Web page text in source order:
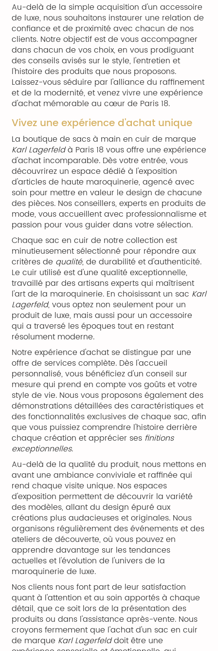
Au-delà de la simple acquisition d'un accessoire
de luxe, nous souhaitons instaurer une relation de
confiance et de proximité avec chacun de nos
clients. Notre objectif est de vous accompagner
dans chacun de vos choix, en vous prodiguant
des conseils avisés sur le style, l'entretien et
l'histoire des produits que nous proposons.
Laissez-vous séduire par l'alliance du raffinement
et de la modernité, et venez vivre une expérience
d'achat mémorable au cœur de Paris 18.
Vivez une expérience d'achat unique
La boutique de sacs à main en cuir de marque
Karl Lagerfeldà Paris 18 vous offre une expérience
d'achat incomparable. Dès votre entrée, vous
découvrirez un espace dédié à l'exposition
d'articles de haute maroquinerie, agencé avec
soin pour mettre en valeur le design de chacune
des pièces. Nos conseillers, experts en produits de
mode, vous accueillent avec professionnalisme et
passion pour vous guider dans votre sélection.
Chaque sac en cuir de notre collection est
minutieusement sélectionné pour répondre aux
critères de qualité, de durabilité et d'authenticité.
Le cuir utilisé est d'une qualité exceptionnelle,
travaillé par des artisans experts qui maîtrisent
l'art de la maroquinerie. En choisissant un sac Karl
Lagerfeld, vous optez non seulement pour un
produit de luxe, mais aussi pour un accessoire
qui a traversé les époques tout en restant
résolument moderne.
Notre expérience d'achat se distingue par une
offre de services complète. Dès l'accueil
personnalisé, vous bénéficiez d'un conseil sur
mesure qui prend en compte vos goûts et votre
style de vie. Nous vous proposons également des
démonstrations détaillées des caractéristiques et
des fonctionnalités exclusives de chaque sac, afin
que vous puissiez comprendre l'histoire derrière
chaque création et apprécier ses finitions
exceptionnelles.
Au-delà de la qualité du produit, nous mettons en
avant une ambiance conviviale et raffinée qui
rend chaque visite unique. Nos espaces
d'exposition permettent de découvrir la variété
des modèles, allant du design épuré aux
créations plus audacieuses et originales. Nous
organisons régulièrement des événements et des
ateliers de découverte, où vous pouvez en
apprendre davantage sur les tendances
actuelles et l'évolution de l'univers de la
maroquinerie de luxe.
Nos clients nous font part de leur satisfaction
quant à l'attention et au soin apportés à chaque
détail, que ce soit lors de la présentation des
produits ou dans l'assistance après-vente. Nous
croyons fermement que l'achat d'un sac en cuir
de marque Karl Lagerfelddoit être une